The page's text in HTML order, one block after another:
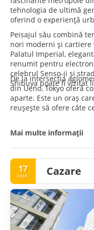
tehnologia de ultimă
oferind o experiență
Peisajul său combină
nori moderni și
Palatul Imperial,
renumit pentru
celebrul Senso-ji și
Shibuya poate fi vizitat
De la intersecția
din Ueno, Tokyo oferă
aparte. Este un oraș
reușește să ofere câte
Mai multe informații
17
sept. Cazare